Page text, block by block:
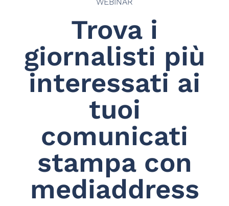
Trova i
giornalisti più
interessati ai
tuoi
comunicati
stampa con
mediaddress